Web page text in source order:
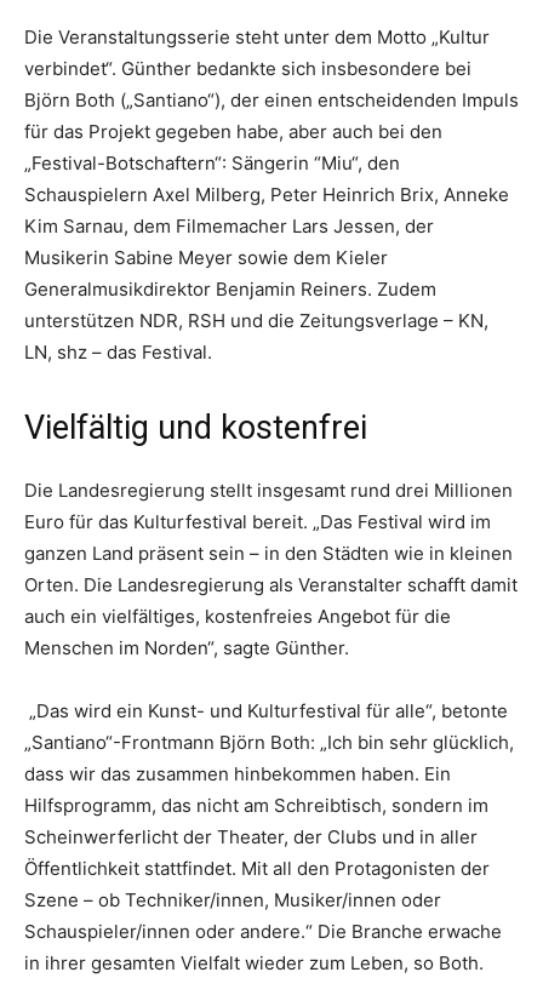
Die Veranstaltungsserie steht unter dem Motto „Kultur
verbindet“. Günther bedankte sich insbesondere bei
Björn Both („Santiano“), der einen entscheidenden Impuls
für das Projekt gegeben habe, aber auch bei den
„Festival-Botschaftern“: Sängerin “Miu“, den
Schauspielern Axel Milberg, Peter Heinrich Brix, Anneke
Kim Sarnau, dem Filmemacher Lars Jessen, der
Musikerin Sabine Meyer sowie dem Kieler
Generalmusikdirektor Benjamin Reiners. Zudem
unterstützen NDR, RSH und die Zeitungsverlage – KN,
LN, shz – das Festival.
Vielfältig und kostenfrei
Die Landesregierung stellt insgesamt rund drei Millionen
Euro für das Kulturfestival bereit. „Das Festival wird im
ganzen Land präsent sein – in den Städten wie in kleinen
Orten. Die Landesregierung als Veranstalter schafft damit
auch ein vielfältiges, kostenfreies Angebot für die
Menschen im Norden“, sagte Günther.
„Das wird ein Kunst- und Kulturfestival für alle“, betonte
„Santiano“-Frontmann Björn Both: „Ich bin sehr glücklich,
dass wir das zusammen hinbekommen haben. Ein
Hilfsprogramm, das nicht am Schreibtisch, sondern im
Scheinwerferlicht der Theater, der Clubs und in aller
Öffentlichkeit stattfindet. Mit all den Protagonisten der
Szene – ob Techniker/innen, Musiker/innen oder
Schauspieler/innen oder andere.“ Die Branche erwache
in ihrer gesamten Vielfalt wieder zum Leben, so Both.